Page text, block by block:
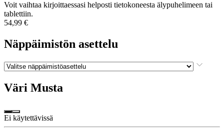
Voit vaihtaa kirjoittaessasi helposti tietokoneesta älypuhelimeen tai
tablettiin.
54,99 €
Näppäimistön asettelu
Väri Musta
Ei käytettävissä